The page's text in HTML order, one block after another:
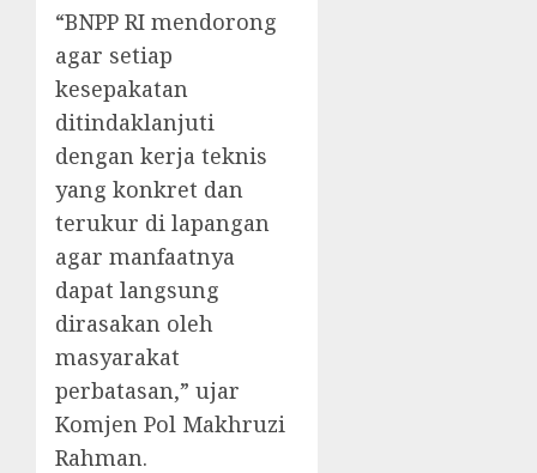
“BNPP RI mendorong
agar setiap
kesepakatan
ditindaklanjuti
dengan kerja teknis
yang konkret dan
terukur di lapangan
agar manfaatnya
dapat langsung
dirasakan oleh
masyarakat
perbatasan,” ujar
Komjen Pol Makhruzi
Rahman.